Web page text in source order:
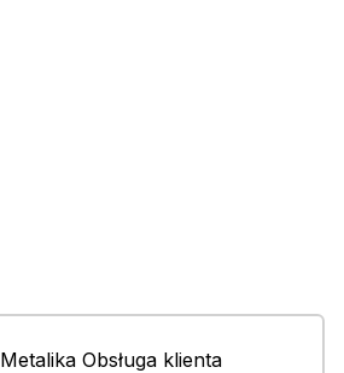
Metalika Obsługa klienta